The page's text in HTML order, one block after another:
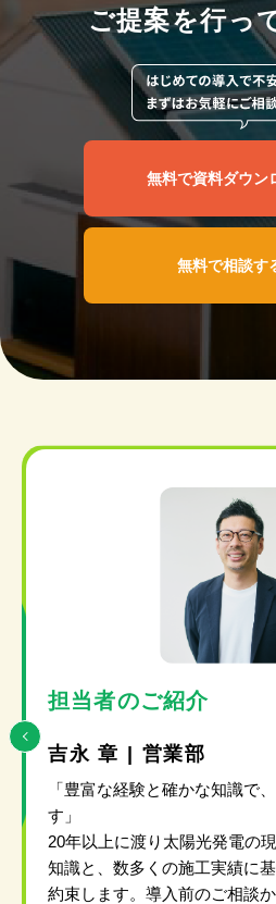
ご提案を行っ
無料で資料ダウン
無料で相談す
担当者のご紹介
吉永 章 | 営業部
「豊富な経験と確かな知識で
す」
20年以上に渡り太陽光発電の
知識と、数多くの施工実績に
約束します。導入前のご相談